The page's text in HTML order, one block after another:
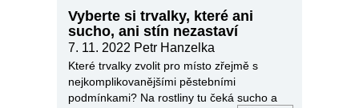
Vyberte si trvalky, které ani
sucho, ani stín nezastaví
7. 11. 2022 Petr Hanzelka
Které trvalky zvolit pro místo zřejmě s
nejkomplikovanějšími pěstebními
podmínkami? Na rostliny tu čeká sucho a